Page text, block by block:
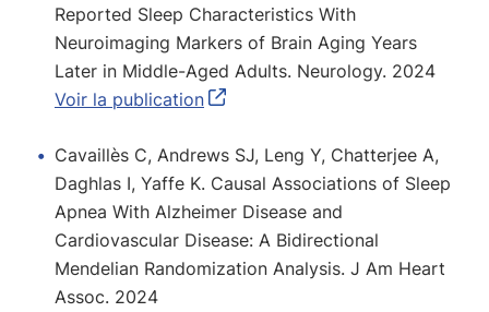
Reported Sleep Characteristics With
Neuroimaging Markers of Brain Aging Years
Later in Middle-Aged Adults. Neurology. 2024
Voir la publication
Cavaillès C, Andrews SJ, Leng Y, Chatterjee A,
Daghlas I, Yaffe K. Causal Associations of Sleep
Apnea With Alzheimer Disease and
Cardiovascular Disease: A Bidirectional
Mendelian Randomization Analysis. J Am Heart
Assoc. 2024